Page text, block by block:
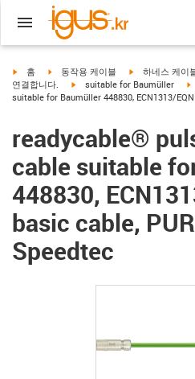
igus-icon-arrow-right
홈 igus-icon-arrow-right
동작용 케이블 igus-icon-
하네스 케이
연결합니다.
igus-icon-arrow-right
suitable for Baumüller
suitable for Baumüller 448830, ECN1313/
readycable®
cable suitable
448830,
basic cable,
Speedtec